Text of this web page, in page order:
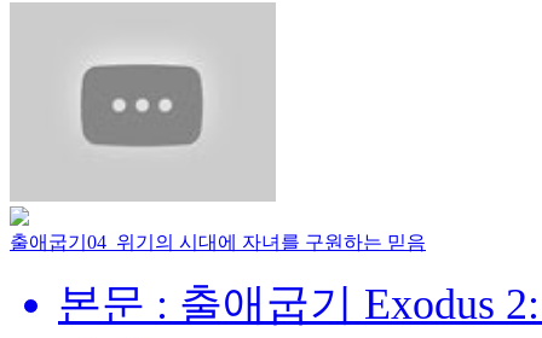
출애굽기04_위기의 시대에 자녀를 구원하는 믿음
본문 : 출애굽기 Exodus